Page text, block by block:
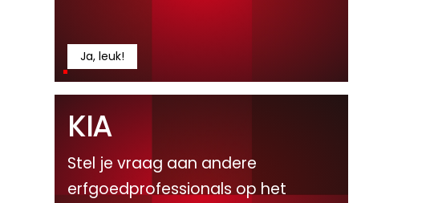
Ja, leuk!
KIA
Stel je vraag aan andere
erfgoedprofessionals op het